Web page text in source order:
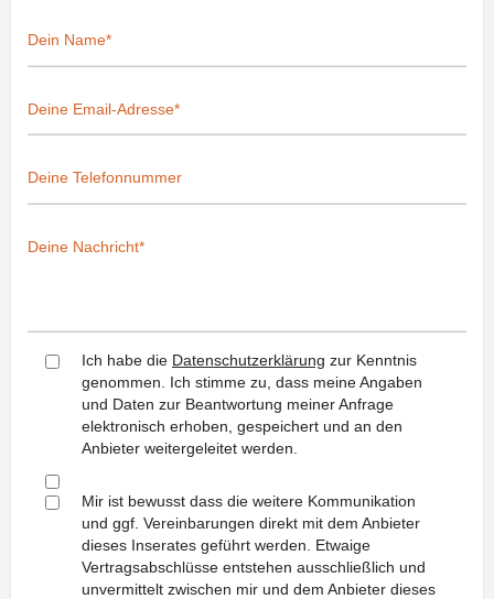
Ich habe die Datenschutzerklärung zur Kenntnis
genommen. Ich stimme zu, dass meine Angaben
und Daten zur Beantwortung meiner Anfrage
elektronisch erhoben, gespeichert und an den
Anbieter weitergeleitet werden.
Mir ist bewusst dass die weitere Kommunikation
und ggf. Vereinbarungen direkt mit dem Anbieter
dieses Inserates geführt werden. Etwaige
Vertragsabschlüsse entstehen ausschließlich und
unvermittelt zwischen mir und dem Anbieter dieses